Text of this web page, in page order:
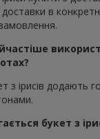
в
з ірисів додають
букет з